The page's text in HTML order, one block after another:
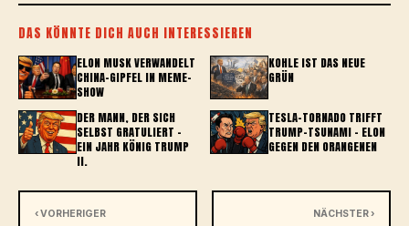
DAS KÖNNTE DICH AUCH INTERESSIEREN
ELON MUSK VERWANDELT
CHINA-GIPFEL IN MEME-
SHOW
KOHLE IST DAS NEUE
GRÜN
DER MANN, DER SICH
SELBST GRATULIERT –
EIN JAHR KÖNIG TRUMP
II.
TESLA-TORNADO TRIFFT
TRUMP-TSUNAMI – ELON
GEGEN DEN ORANGENEN
‹ VORHERIGER NÄCHSTER ›